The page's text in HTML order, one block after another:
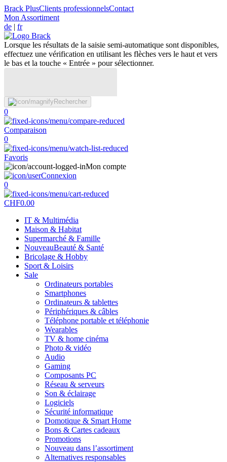
Brack PlusClients professionnelsContact
Mon Assortiment
de | fr
Lorsque les résultats de la saisie semi-automatique sont disponibles,
effectuez une vérification en utilisant les flèches vers le haut et vers
le bas et la touche « Entrée » pour sélectionner.
Rechercher
0
Comparaison
0
Favoris
Mon compte
Connexion
0
CHF0.00
IT & Multimédia
Maison & Habitat
Supermarché & Famille
NouveauBeauté & Santé
Bricolage & Hobby
Sport & Loisirs
Sale
Ordinateurs portables
Smartphones
Ordinateurs & tablettes
Périphériques & câbles
Téléphone portable et téléphonie
Wearables
TV & home cinéma
Photo & vidéo
Audio
Gaming
Composants PC
Réseau & serveurs
Son & éclairage
Logiciels
Sécurité informatique
Domotique & Smart Home
Bons & Cartes cadeaux
Promotions
Nouveau dans l’assortiment
Alternatives responsables